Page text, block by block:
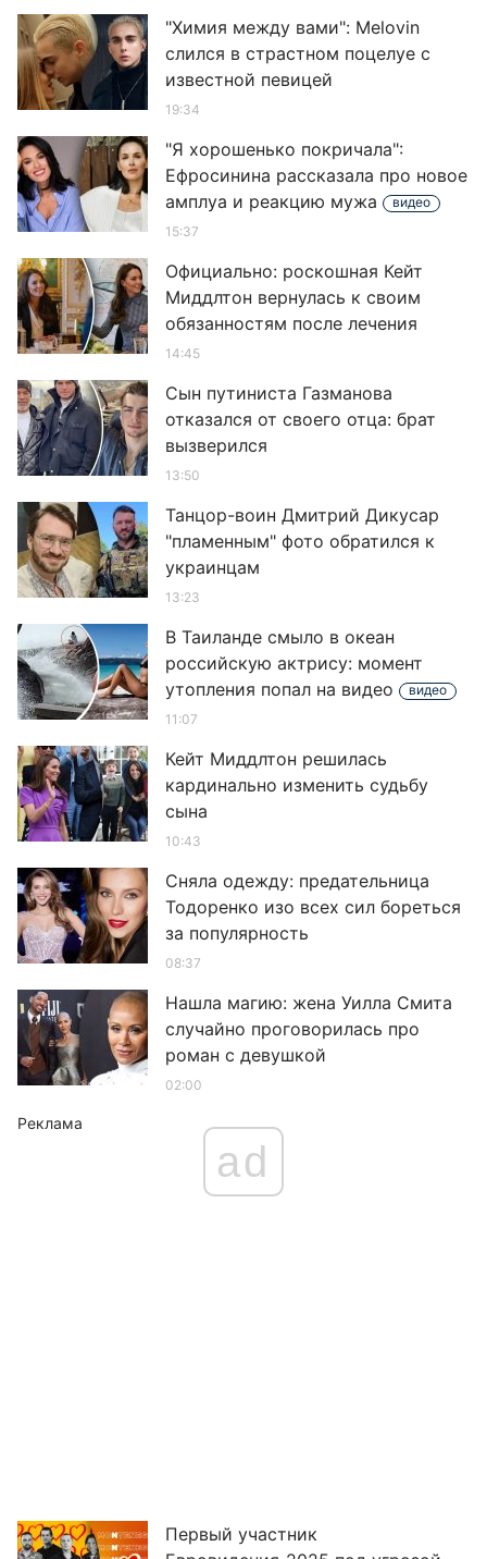
"Химия между вами": Melovin
слился в страстном поцелуе с
известной певицей
19:34
"Я хорошенько покричала":
Ефросинина рассказала про новое
амплуа и реакцию мужа
видео
15:37
Официально: роскошная Кейт
Миддлтон вернулась к своим
обязанностям после лечения
14:45
Сын путиниста Газманова
отказался от своего отца: брат
вызверился
13:50
Танцор-воин Дмитрий Дикусар
"пламенным" фото обратился к
украинцам
13:23
В Таиланде смыло в океан
российскую актрису: момент
утопления попал на видео
видео
11:07
Кейт Миддлтон решилась
кардинально изменить судьбу
сына
10:43
Сняла одежду: предательница
Тодоренко изо всех сил бореться
за популярность
08:37
Нашла магию: жена Уилла Смита
случайно проговорилась про
роман с девушкой
02:00
Реклама
ad
Первый участник